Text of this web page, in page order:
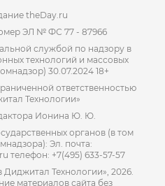
theDay.ru
ЭЛ № ФС 77 - 87966
службой по надзору в
технологий и массовых
30.07.2024 18+
ответственностью
Технологии»
Ионина Ю. Ю.
органов (в том
Эл. почта:
телефон: +7(495) 633-57-57
Технологии», 2026.
материалов сайта без